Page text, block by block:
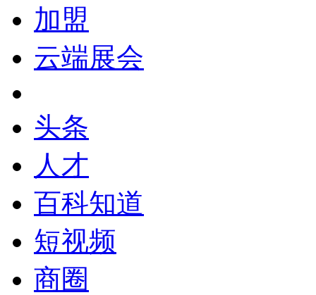
加盟
云端展会
头条
人才
百科知道
短视频
商圈